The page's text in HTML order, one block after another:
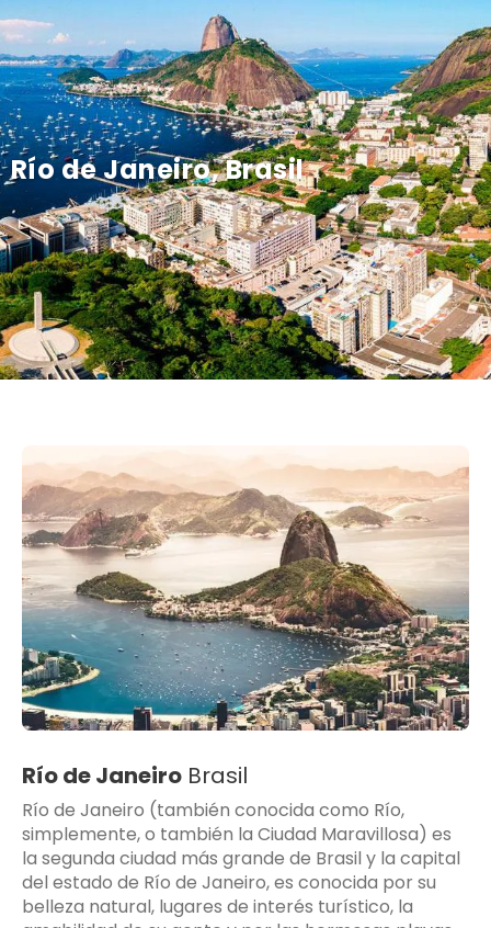
Río de Janeiro, Brasil
Río de Janeiro Brasil
Río de Janeiro (también conocida como Río,
simplemente, o también la Ciudad Maravillosa) es
la segunda ciudad más grande de Brasil y la capital
del estado de Río de Janeiro, es conocida por su
belleza natural, lugares de interés turístico, la